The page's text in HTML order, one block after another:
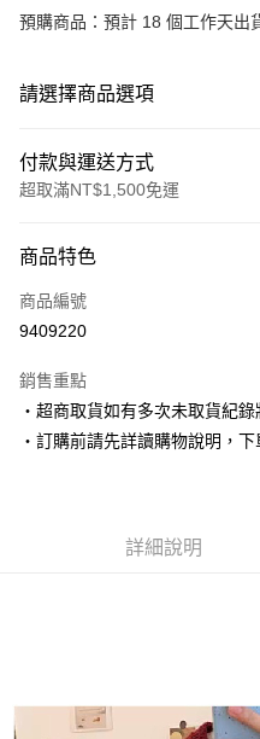
預購商品：預計 18 個工作天出
請選擇商品選項
付款與運送方式
超取滿NT$1,500免運
信用卡一次付款
超商取貨付款
Apple Pay
街口支付
１．簡單：不需註冊會員、不需綁
２．便利：只要手機號碼，簡訊認
運送方式
商品特色
商品編號
9409220
銷售重點
‧超商取貨如有多次未取貨紀錄
‧訂購前請先詳讀購物說明，下
詳細說明